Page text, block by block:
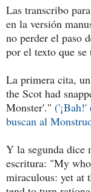
Las transcribo
en la versión
no perder el paso
por el texto que
La primera cita,
the Scot had
Monster'." ('¡Bah!'
buscan al
Y la segunda dice
escritura: "My
miraculous: yet at